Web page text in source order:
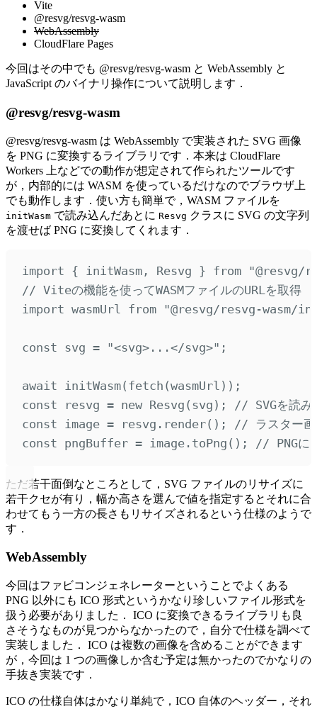
Vite
@resvg/resvg-wasm
WebAssembly
CloudFlare Pages
今回はその中でも @resvg/resvg-wasm と WebAssembly と
JavaScript のバイナリ操作について説明します．
@resvg/resvg-wasm
@resvg/resvg-wasm は WebAssembly で実装された SVG 画像
を PNG に変換するライブラリです．本来は CloudFlare
Workers 上などでの動作が想定されて作られたツールです
が，内部的には WASM を使っているだけなのでブラウザ上
でも動作します．使い方も簡単で，WASM ファイルを
initWasm で読み込んだあとに Resvg クラスに SVG の文字列
を渡せば PNG に変換してくれます．
import { initWasm , Resvg } from "@resvg/
// Viteの機能を使ってWASMファイルのURLを取得
import wasmUrl from "@resvg/resvg-wasm/
const svg = "<svg>...</svg>" ;
await initWasm( fetch (wasmUrl)) ;
const resvg = new Resvg (svg) ;
// SVGを読み
const image = resvg . render() ;
// ラスター画
const pngBuffer = image . toPng () ; // PNGに
ただ若干面倒なところとして，SVG ファイルのリサイズに
若干クセが有り，幅か高さを選んで値を指定するとそれに合
わせてもう一方の長さもリサイズされるという仕様のようで
す．
WebAssembly
今回はファビコンジェネレーターということでよくある
PNG 以外にも ICO 形式というかなり珍しいファイル形式を
扱う必要がありました． ICO に変換できるライブラリも良
さそうなものが見つからなかったので，自分で仕様を調べて
実装しました． ICO は複数の画像を含めることができます
が，今回は 1 つの画像しか含む予定は無かったのでかなりの
手抜き実装です．
ICO の仕様自体はかなり単純で，ICO 自体のヘッダー，それ